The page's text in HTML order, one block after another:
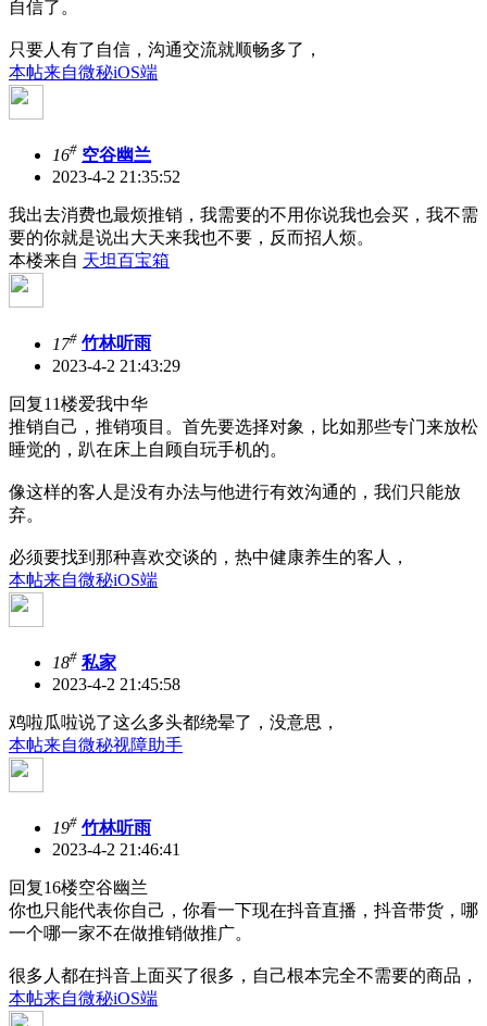
自信了。
只要人有了自信，沟通交流就顺畅多了，
本帖来自微秘iOS端
16# 空谷幽兰
2023-4-2 21:35:52
我出去消费也最烦推销，我需要的不用你说我也会买，我不需
要的你就是说出大天来我也不要，反而招人烦。
本楼来自 天坦百宝箱
17# 竹林听雨
2023-4-2 21:43:29
回复11楼爱我中华
推销自己，推销项目。首先要选择对象，比如那些专门来放松
睡觉的，趴在床上自顾自玩手机的。
像这样的客人是没有办法与他进行有效沟通的，我们只能放
弃。
必须要找到那种喜欢交谈的，热中健康养生的客人，
本帖来自微秘iOS端
18# 私家
2023-4-2 21:45:58
鸡啦瓜啦说了这么多头都绕晕了，没意思，
本帖来自微秘视障助手
19# 竹林听雨
2023-4-2 21:46:41
回复16楼空谷幽兰
你也只能代表你自己，你看一下现在抖音直播，抖音带货，哪
一个哪一家不在做推销做推广。
很多人都在抖音上面买了很多，自己根本完全不需要的商品，
本帖来自微秘iOS端